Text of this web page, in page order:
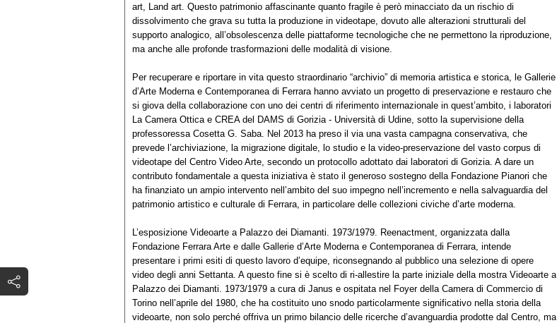
art, Land art. Questo patrimonio affascinante quanto fragile è però minacciato da un rischio di
dissolvimento che grava su tutta la produzione in videotape, dovuto alle alterazioni strutturali del
supporto analogico, all’obsolescenza delle piattaforme tecnologiche che ne permettono la riproduzione,
ma anche alle profonde trasformazioni delle modalità di visione.
Per recuperare e riportare in vita questo straordinario “archivio” di memoria artistica e storica, le Gallerie
d’Arte Moderna e Contemporanea di Ferrara hanno avviato un progetto di preservazione e restauro che
si giova della collaborazione con uno dei centri di riferimento internazionale in quest’ambito, i laboratori
La Camera Ottica e CREA del DAMS di Gorizia - Università di Udine, sotto la supervisione della
professoressa Cosetta G. Saba. Nel 2013 ha preso il via una vasta campagna conservativa, che
prevede l’archiviazione, la migrazione digitale, lo studio e la video-preservazione del vasto corpus di
videotape del Centro Video Arte, secondo un protocollo adottato dai laboratori di Gorizia. A dare un
contributo fondamentale a questa iniziativa è stato il generoso sostegno della Fondazione Pianori che
ha finanziato un ampio intervento nell’ambito del suo impegno nell’incremento e nella salvaguardia del
patrimonio artistico e culturale di Ferrara, in particolare delle collezioni civiche d’arte moderna.
L’esposizione Videoarte a Palazzo dei Diamanti. 1973/1979. Reenactment, organizzata dalla
Fondazione Ferrara Arte e dalle Gallerie d’Arte Moderna e Contemporanea di Ferrara, intende
presentare i primi esiti di questo lavoro d’equipe, riconsegnando al pubblico una selezione di opere
video degli anni Settanta. A questo fine si è scelto di ri-allestire la parte iniziale della mostra Videoarte a
Palazzo dei Diamanti. 1973/1979 a cura di Janus e ospitata nel Foyer della Camera di Commercio di
Torino nell’aprile del 1980, che ha costituito uno snodo particolarmente significativo nella storia della
videoarte, non solo perché offriva un primo bilancio delle ricerche d’avanguardia prodotte dal Centro, ma